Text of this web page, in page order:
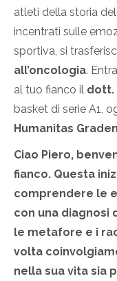
atleti della storia
incentrati sulle
sportiva, si
all’oncologia.
al tuo fianco il dott.
basket di serie A1,
Humanitas
Ciao Piero,
fianco. Questa
comprendere le
con una diagnosi
le metafore e i
volta
nella sua vita sia